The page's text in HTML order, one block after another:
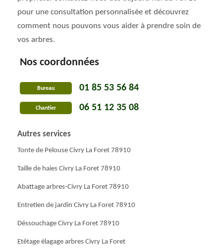
pour une consultation personnalisée et découvrez
comment nous pouvons vous aider à prendre soin de
vos arbres.
Nos coordonnées
Bureau 01 85 53 56 84
Chantier 06 51 12 35 08
Autres services
Tonte de Pelouse Civry La Foret 78910
Taille de haies Civry La Foret 78910
Abattage arbres-Civry La Foret 78910
Entretien de jardin Civry La Foret 78910
Déssouchage Civry La Foret 78910
Etêtage élagage arbres Civry La Foret